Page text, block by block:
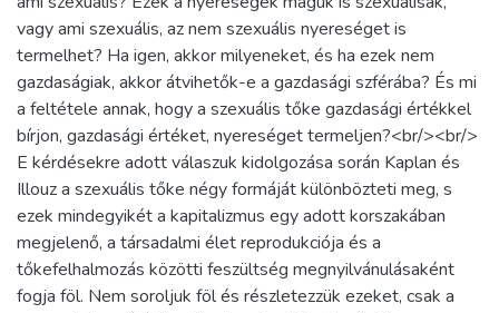
vagy ami szexuális, az nem szexuális nyereséget is
termelhet? Ha igen, akkor milyeneket, és ha ezek nem
gazdaságiak, akkor átvihetők-e a gazdasági szférába? És mi
a feltétele annak, hogy a szexuális tőke gazdasági értékkel
bírjon, gazdasági értéket, nyereséget termeljen?<br/><br/>
E kérdésekre adott válaszuk kidolgozása során Kaplan és
Illouz a szexuális tőke négy formáját különbözteti meg, s
ezek mindegyikét a kapitalizmus egy adott korszakában
megjelenő, a társadalmi élet reprodukciója és a
tőkefelhalmozás közötti feszültség megnyilvánulásaként
fogja föl. Nem soroljuk föl és részletezzük ezeket, csak a